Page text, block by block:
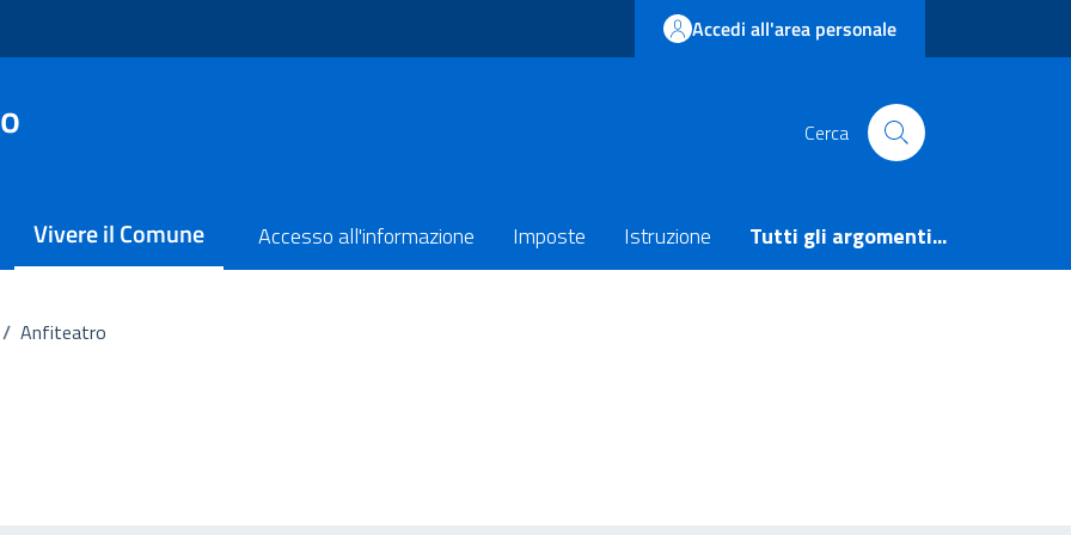
Accedi all'area personale
Cerca
Vivere il Comune Accesso all'informazione Imposte Istruzione Tutti gli argomenti...
/ Anfiteatro